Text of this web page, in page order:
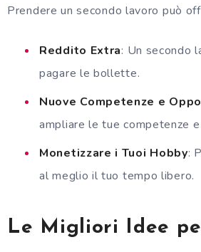
Prendere un secondo lavoro può
Reddito Extra: Un secondo
pagare le bollette.
Nuove Competenze e
ampliare le tue competenze
Monetizzare i Tuoi Hobby:
al meglio il tuo tempo libero.
Le Migliori Idee